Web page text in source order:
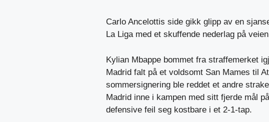
Carlo Ancelottis side gikk glipp av en
La Liga med et skuffende nederlag på veien
Kylian Mbappe bommet fra straffemerket
Madrid falt på et voldsomt San Mames til
sommersignering ble reddet et andre
Madrid inne i kampen med sitt fjerde mål
defensive feil seg kostbare i et 2-1-tap.